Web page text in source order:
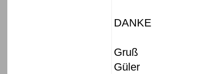
DANKE
Gruß
Güler